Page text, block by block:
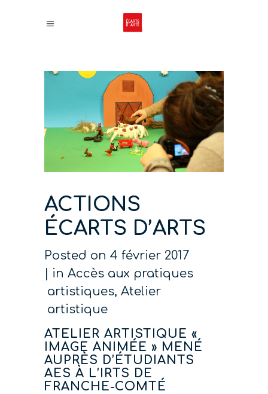
ACTIONS
ÉCARTS D’ARTS
Posted on 4 février 2017
in Accès aux pratiques
artistiques, Atelier
artistique
ATELIER ARTISTIQUE «
IMAGE ANIMÉE » MENÉ
AUPRÈS D’ÉTUDIANTS
AES À L’IRTS DE
FRANCHE-COMTÉ